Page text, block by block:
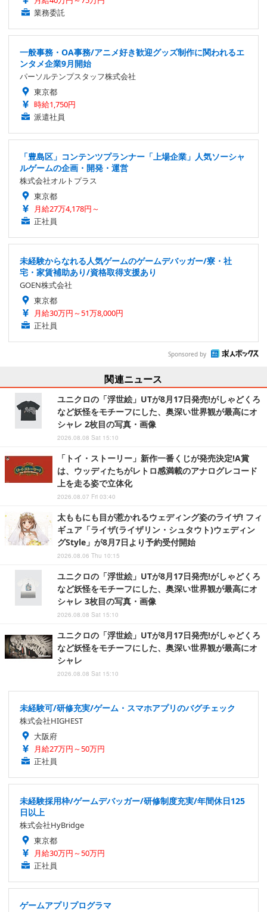
業務委託
一般事務・OA事務/アニメ好き歓迎グッズ制作に関われるエ
ンタメ企業9月開始
パーソルテンプスタッフ株式会社
東京都
時給1,750円
派遣社員
「豊島区」コンテンツプランナー「上場企業」人気ソーシャ
ルゲームの企画・開発・運営
株式会社オルトプラス
東京都
月給27万4,178円～
正社員
未経験からなれる人気ゲームのゲームデバッガー/寮・社
宅・家賃補助あり/資格取得支援あり
GOEN株式会社
東京都
月給30万円～51万8,000円
正社員
Sponsored by
関連ニュース
ユニクロの「浮世絵」UTが8月17日発売!がしゃどくろ
など妖怪をモチーフにした、奥深い世界観が最高にオ
シャレ 2枚目の写真・画像
2026.08.08 Sat 15:10
「トイ・ストーリー」新作一番くじが発売決定!A賞
は、ウッディたちがレトロ感満載のアナログレコード
上を走る姿で立体化
2026.08.07 Fri 03:40
太ももにも目が惹かれるウェディング姿のライザ! フィ
ギュア「ライザ(ライザリン・シュタウト)ウェディン
グStyle」が8月7日より予約受付開始
2026.08.06 Thu 10:15
ユニクロの「浮世絵」UTが8月17日発売!がしゃどくろ
など妖怪をモチーフにした、奥深い世界観が最高にオ
シャレ 3枚目の写真・画像
2026.08.08 Sat 15:10
ユニクロの「浮世絵」UTが8月17日発売!がしゃどくろ
など妖怪をモチーフにした、奥深い世界観が最高にオ
シャレ
2026.08.08 Sat 15:10
未経験可/研修充実/ゲーム・スマホアプリのバグチェック
株式会社HIGHEST
大阪府
月給27万円～50万円
正社員
未経験採用枠/ゲームデバッガー/研修制度充実/年間休日125
日以上
株式会社HyBridge
東京都
月給30万円～50万円
正社員
ゲームアプリプログラマ